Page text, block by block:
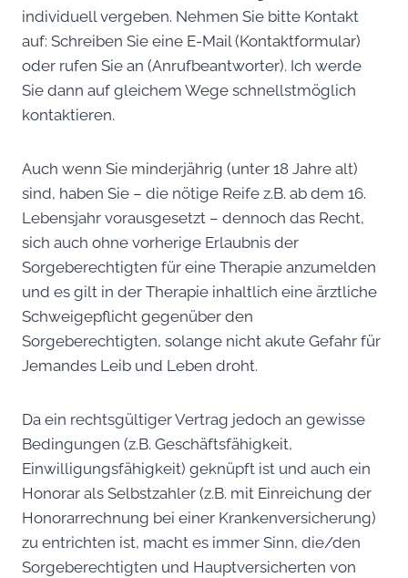
individuell vergeben. Nehmen Sie bitte Kontakt
auf: Schreiben Sie eine E-Mail (Kontaktformular)
oder rufen Sie an (Anrufbeantworter). Ich werde
Sie dann auf gleichem Wege schnellstmöglich
kontaktieren.
Auch wenn Sie minderjährig (unter 18 Jahre alt)
sind, haben Sie – die nötige Reife z.B. ab dem 16.
Lebensjahr vorausgesetzt – dennoch das Recht,
sich auch ohne vorherige Erlaubnis der
Sorgeberechtigten für eine Therapie anzumelden
und es gilt in der Therapie inhaltlich eine ärztliche
Schweigepflicht gegenüber den
Sorgeberechtigten, solange nicht akute Gefahr für
Jemandes Leib und Leben droht.
Da ein rechtsgültiger Vertrag jedoch an gewisse
Bedingungen (z.B. Geschäftsfähigkeit,
Einwilligungsfähigkeit) geknüpft ist und auch ein
Honorar als Selbstzahler (z.B. mit Einreichung der
Honorarrechnung bei einer Krankenversicherung)
zu entrichten ist, macht es immer Sinn, die/den
Sorgeberechtigten und Hauptversicherten von